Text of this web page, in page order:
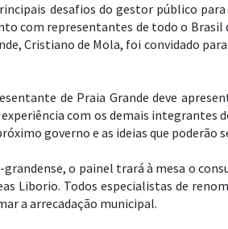
desafios do gestor público
com representantes de todo o
Cristiano de Mola, foi convidado
de Praia Grande deve
com os demais integrantes
governo e as ideias que
o painel trará à mesa o
Liborio. Todos especialistas de
a arrecadação municipal.